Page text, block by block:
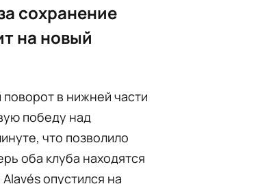
сохранение
на новый
в нижней части
победу над
что позволило
оба клуба находятся
опустился на